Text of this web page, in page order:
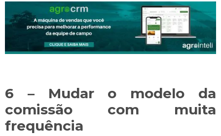
6 – Mudar o modelo da
comissão com muita
frequência